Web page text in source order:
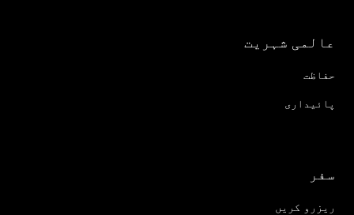
عالمی شہریت
حفاظت
پائیداری
سفر
ریزرو کریں